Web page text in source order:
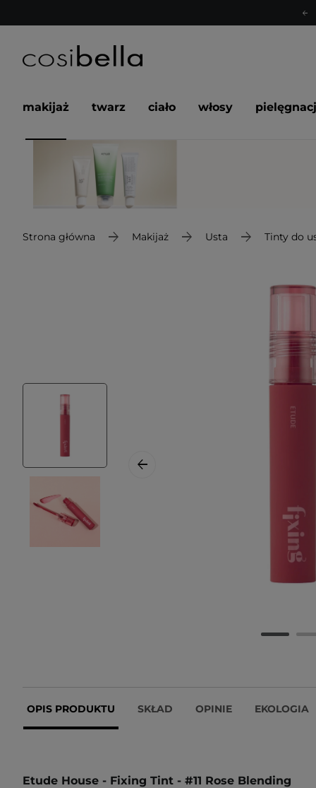
makijaż twarz ciało włosy
Strona główna Makijaż Usta Tinty do
OPIS PRODUKTU SKŁAD OPINIE EKOLOGIA
Etude House - Fixing Tint - #11 Rose Blending